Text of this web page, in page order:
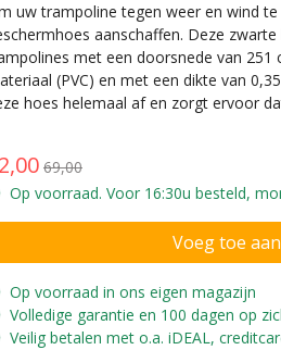
uw trampoline tegen weer en wind
aanschaffen. Deze
met een doorsnede van 251
(PVC) en met een dikte van
hoes helemaal af en zorgt ervoor
69,00
Op voorraad. Voor 16:30u besteld,
Op voorraad in ons eigen magazijn
Volledige garantie en 100 dagen op
Veilig betalen met o.a. iDEAL,